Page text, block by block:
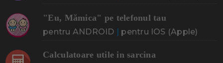
"Eu, Mămica" pe telefonul tau
pentru ANDROID | pentru IOS (Apple)
Calculatoare utile in sarcina